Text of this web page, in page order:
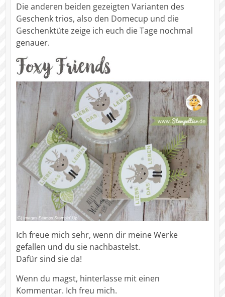
Die anderen beiden gezeigten Varianten des
Geschenk trios, also den Domecup und die
Geschenktüte zeige ich euch die Tage nochmal
genauer.
Ich freue mich sehr, wenn dir meine Werke
gefallen und du sie nachbastelst.
Dafür sind sie da!
Wenn du magst, hinterlasse mit einen
Kommentar. Ich freu mich.